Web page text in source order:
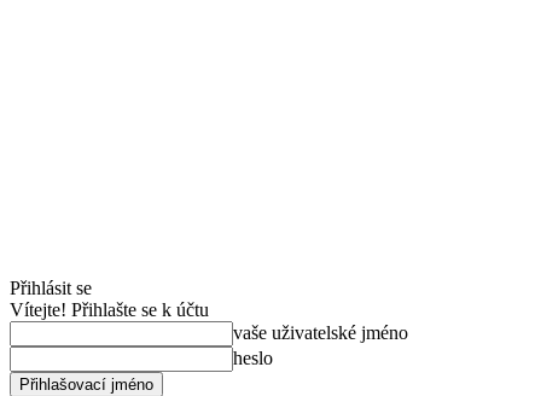
Přihlásit se
Vítejte! Přihlašte se k účtu
vaše uživatelské jméno
heslo